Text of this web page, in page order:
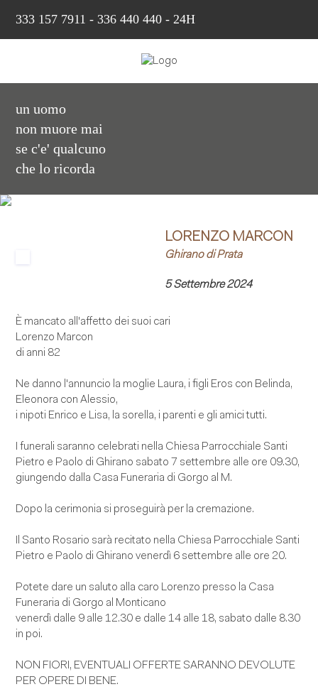
333 157 7911 - 336 440 440 - 24H
un uomo
non muore mai
se c'e' qualcuno
che lo ricorda
LORENZO MARCON
Ghirano di Prata
5 Settembre 2024
È mancato all'affetto dei suoi cari
Lorenzo Marcon
di anni 82
Ne danno l'annuncio la moglie Laura, i figli Eros con Belinda,
Eleonora con Alessio,
i nipoti Enrico e Lisa, la sorella, i parenti e gli amici tutti.
I funerali saranno celebrati nella Chiesa Parrocchiale Santi
Pietro e Paolo di Ghirano sabato 7 settembre alle ore 09.30,
giungendo dalla Casa Funeraria di Gorgo al M.
Dopo la cerimonia si proseguirà per la cremazione.
Il Santo Rosario sarà recitato nella Chiesa Parrocchiale Santi
Pietro e Paolo di Ghirano venerdì 6 settembre alle ore 20.
Potete dare un saluto alla caro Lorenzo presso la Casa
Funeraria di Gorgo al Monticano
venerdì dalle 9 alle 12.30 e dalle 14 alle 18, sabato dalle 8.30
in poi.
NON FIORI, EVENTUALI OFFERTE SARANNO DEVOLUTE
PER OPERE DI BENE.